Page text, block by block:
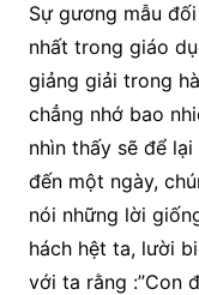
Sự gương mẫu
nhất trong giáo
giảng giải trong
chẳng nhớ bao
nhìn thấy sẽ để
đến một ngày,
nói những lời
hách hệt ta, lười
với ta rằng :”Con